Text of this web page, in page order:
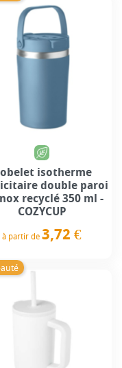
isotherme
double paroi
recyclé 350 ml -
COZYCUP
à partir de 3,72 €